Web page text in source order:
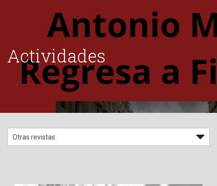
Actividades